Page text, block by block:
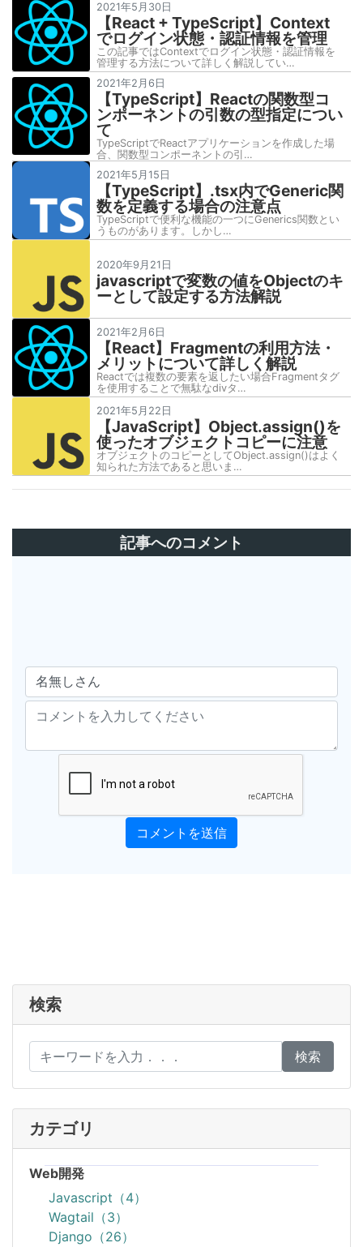
2021年5月30日
【React + TypeScript】Context
でログイン状態・認証情報を管理
この記事ではContextでログイン状態・認証情報を
管理する方法について詳しく解説してい…
2021年2月6日
【TypeScript】Reactの関数型コ
ンポーネントの引数の型指定につい
て
TypeScriptでReactアプリケーションを作成した場
合、関数型コンポーネントの引…
2021年5月15日
【TypeScript】.tsx内でGeneric関
数を定義する場合の注意点
TypeScriptで便利な機能の一つにGenerics関数とい
うものがあります。しかし…
2020年9月21日
javascriptで変数の値をObjectのキ
ーとして設定する方法解説
2021年2月6日
【React】Fragmentの利用方法・
メリットについて詳しく解説
Reactでは複数の要素を返したい場合Fragmentタグ
を使用することで無駄なdivタ…
2021年5月22日
【JavaScript】Object.assign()を
使ったオブジェクトコピーに注意
オブジェクトのコピーとしてObject.assign()はよく
知られた方法であると思いま…
記事へのコメント
コメントを送信
検索
検索
カテゴリ
Web開発
Javascript（4）
Wagtail（3）
Django（26）